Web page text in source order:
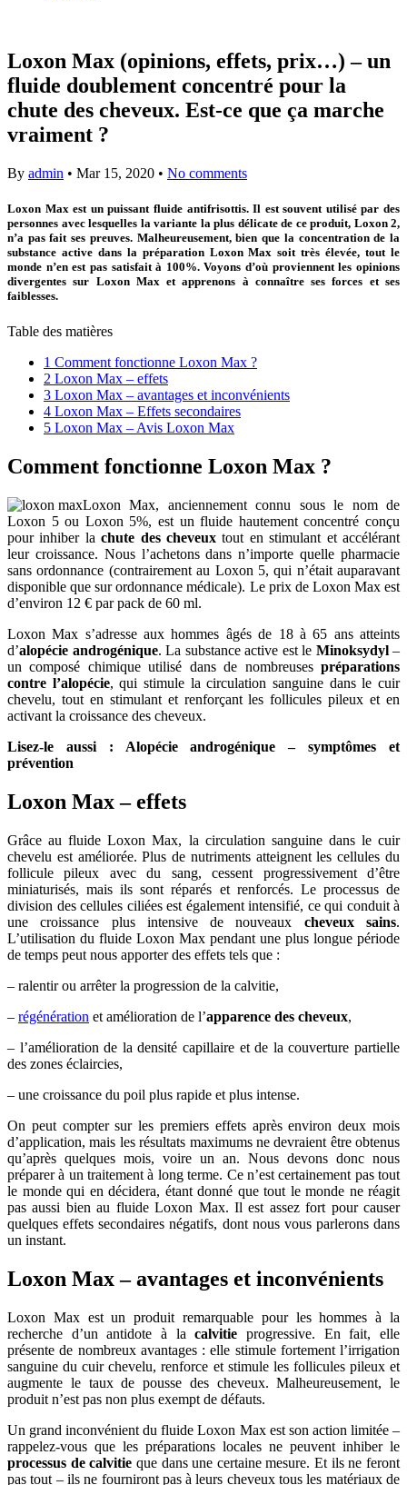
Loxon Max (opinions, effets, prix…) – un
fluide doublement concentré pour la
chute des cheveux. Est-ce que ça marche
vraiment ?
By admin • Mar 15, 2020 • No comments
Loxon Max est un puissant fluide antifrisottis. Il est souvent utilisé par des
personnes avec lesquelles la variante la plus délicate de ce produit, Loxon 2,
n’a pas fait ses preuves. Malheureusement, bien que la concentration de la
substance active dans la préparation Loxon Max soit très élevée, tout le
monde n’en est pas satisfait à 100%. Voyons d’où proviennent les opinions
divergentes sur Loxon Max et apprenons à connaître ses forces et ses
faiblesses.
Table des matières
1 Comment fonctionne Loxon Max ?
2 Loxon Max – effets
3 Loxon Max – avantages et inconvénients
4 Loxon Max – Effets secondaires
5 Loxon Max – Avis Loxon Max
Comment fonctionne Loxon Max ?
Loxon Max, anciennement connu sous le nom de
Loxon 5 ou Loxon 5%, est un fluide hautement concentré conçu
pour inhiber lachute des cheveux tout en stimulant et accélérant
leur croissance. Nous l’achetons dans n’importe quelle pharmacie
sans ordonnance (contrairement au Loxon 5, qui n’était auparavant
disponible que sur ordonnance médicale). Le prix de Loxon Max est
d’environ 12 € par pack de 60 ml.
Loxon Max s’adresse aux hommes âgés de 18 à 65 ans atteints
d’alopécie androgénique. La substance active est le Minoksydyl–
un composé chimique utilisé dans de nombreuses préparations
contre l’alopécie, qui stimule la circulation sanguine dans le cuir
chevelu, tout en stimulant et renforçant les follicules pileux et en
activant la croissance des cheveux.
Lisez-le aussi : Alopécie androgénique – symptômes et
prévention
Loxon Max – effets
Grâce au fluide Loxon Max, la circulation sanguine dans le cuir
chevelu est améliorée. Plus de nutriments atteignent les cellules du
follicule pileux avec du sang, cessent progressivement d’être
miniaturisés, mais ils sont réparés et renforcés. Le processus de
division des cellules ciliées est également intensifié, ce qui conduit à
une croissance plus intensive de nouveaux cheveux sains.
L’utilisation du fluide Loxon Max pendant une plus longue période
de temps peut nous apporter des effets tels que :
– ralentir ou arrêter la progression de la calvitie,
– régénération et amélioration de l’apparence des cheveux,
– l’amélioration de la densité capillaire et de la couverture partielle
des zones éclaircies,
– une croissance du poil plus rapide et plus intense.
On peut compter sur les premiers effets après environ deux mois
d’application, mais les résultats maximums ne devraient être obtenus
qu’après quelques mois, voire un an. Nous devons donc nous
préparer à un traitement à long terme. Ce n’est certainement pas tout
le monde qui en décidera, étant donné que tout le monde ne réagit
pas aussi bien au fluide Loxon Max. Il est assez fort pour causer
quelques effets secondaires négatifs, dont nous vous parlerons dans
un instant.
Loxon Max – avantages et inconvénients
Loxon Max est un produit remarquable pour les hommes à la
recherche d’un antidote à lacalvitie progressive. En fait, elle
présente de nombreux avantages : elle stimule fortement l’irrigation
sanguine du cuir chevelu, renforce et stimule les follicules pileux et
augmente le taux de pousse des cheveux. Malheureusement, le
produit n’est pas non plus exempt de défauts.
Un grand inconvénient du fluide Loxon Max est son action limitée –
rappelez-vous que les préparations locales ne peuvent inhiber le
processus de calvitie que dans une certaine mesure. Et ils ne feront
pas tout – ils ne fourniront pas à leurs cheveux tous les matériaux de